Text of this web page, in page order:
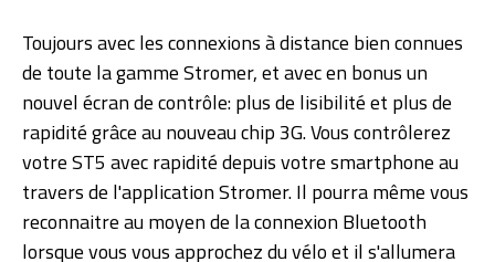
Toujours avec les connexions à distance bien connues
de toute la gamme Stromer, et avec en bonus un
nouvel écran de contrôle: plus de lisibilité et plus de
rapidité grâce au nouveau chip 3G. Vous contrôlerez
votre ST5 avec rapidité depuis votre smartphone au
travers de l'application Stromer. Il pourra même vous
reconnaitre au moyen de la connexion Bluetooth
lorsque vous vous approchez du vélo et il s'allumera